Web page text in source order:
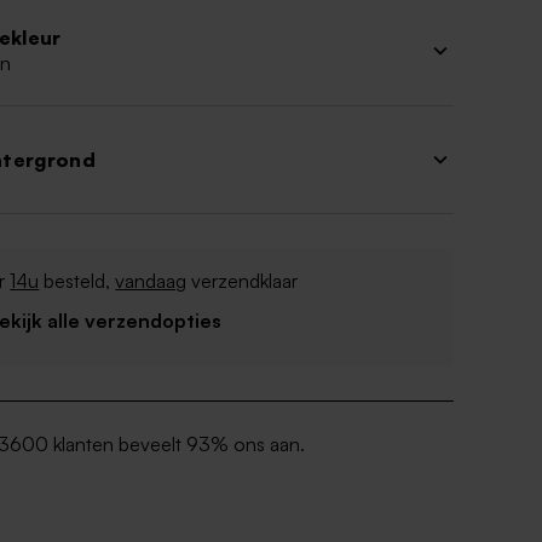
14u besteld,vandaag verzendklaar
alle verzendopties
klanten beveelt 93% ons aan.